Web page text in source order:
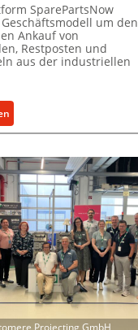
SparePartsNow
um den
Ankauf von
Restposten und
aus der industriellen
S
a
r
P
a
r
t
s
N
o